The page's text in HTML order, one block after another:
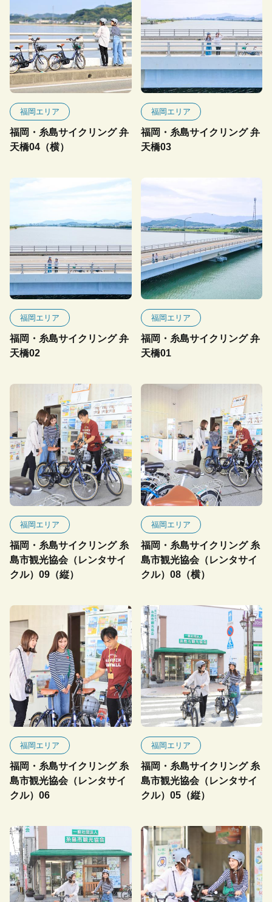
福岡エリア
福岡・糸島サイクリング 弁
天橋04（横）
福岡エリア
福岡・糸島サイクリング 弁
天橋03
福岡エリア
福岡・糸島サイクリング 弁
天橋02
福岡エリア
福岡・糸島サイクリング 弁
天橋01
福岡エリア
福岡・糸島サイクリング 糸
島市観光協会（レンタサイ
クル）09（縦）
福岡エリア
福岡・糸島サイクリング 糸
島市観光協会（レンタサイ
クル）08（横）
福岡エリア
福岡・糸島サイクリング 糸
島市観光協会（レンタサイ
クル）06
福岡エリア
福岡・糸島サイクリング 糸
島市観光協会（レンタサイ
クル）05（縦）